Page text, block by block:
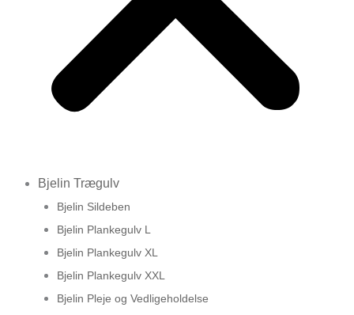
Bjelin Trægulv
Bjelin Sildeben
Bjelin Plankegulv L
Bjelin Plankegulv XL
Bjelin Plankegulv XXL
Bjelin Pleje og Vedligeholdelse